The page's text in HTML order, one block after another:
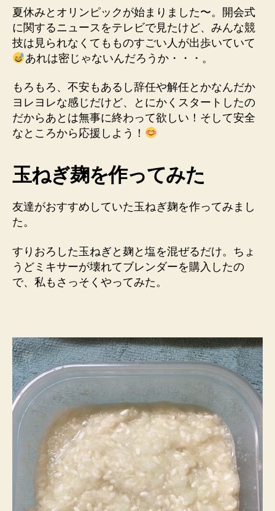
ス
ケ
ジ
ュ
ー
へ
の
夏休みとオリンピックが始まりました〜。開会式
に関するニュースをテレビで見たけど、みんな競
技は見られなくてもものすごい人が出歩いていて
あれは密じゃないんだろうか・・・。
もろもろ、不安もあるし辞任や解任とかなんだか
ヨレヨレな感じだけど、とにかくスタートしたの
だからあとは無事に終わって欲しい！そして安全
なところから応援しよう！
玉ねぎ麹を作ってみた
友達がおすすめしていた玉ねぎ麹を作ってみまし
た。
すりおろした玉ねぎと麹と塩を混ぜるだけ。ちょ
うどミキサーが壊れてブレンダーを購入したの
で、私もさっそくやってみた。